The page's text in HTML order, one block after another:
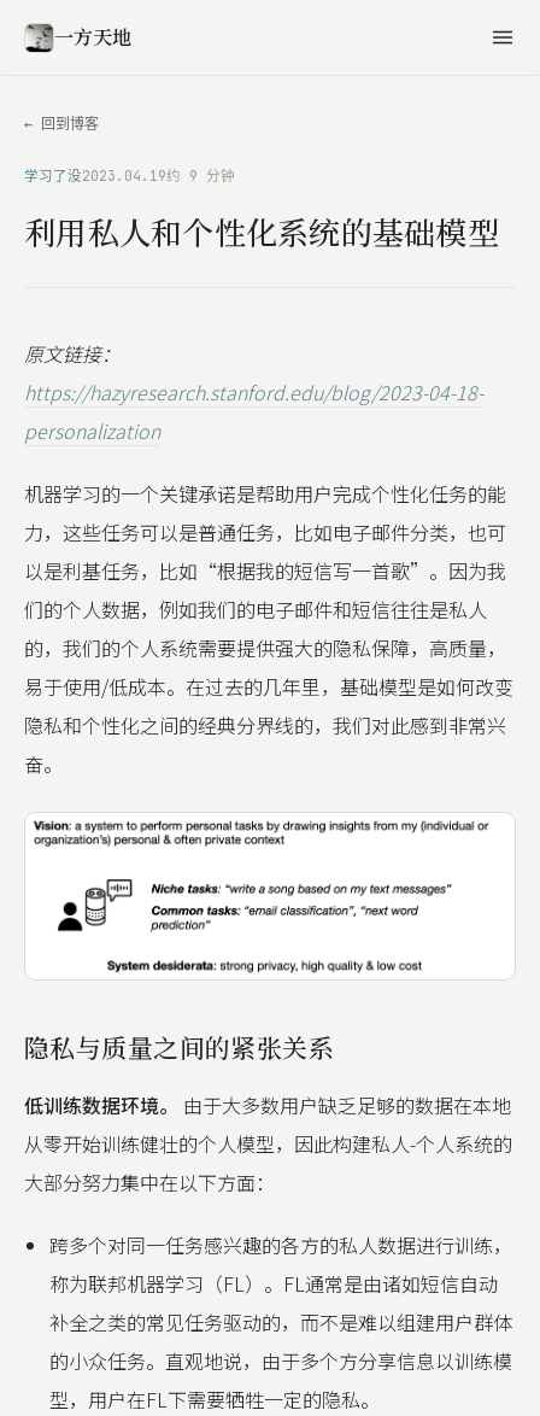
一方天地
← 回到博客
学习了没2023.04.19约 9 分钟
利用私人和个性化系统的基础模型
原文链接：
https://hazyresearch.stanford.edu/blog/2023-04-18-
personalization
机器学习的一个关键承诺是帮助用户完成个性化任务的能
力，这些任务可以是普通任务，比如电子邮件分类，也可
以是利基任务，比如“根据我的短信写一首歌”。因为我
们的个人数据，例如我们的电子邮件和短信往往是私人
的，我们的个人系统需要提供强大的隐私保障，高质量，
易于使用/低成本。在过去的几年里，基础模型是如何改变
隐私和个性化之间的经典分界线的，我们对此感到非常兴
奋。
隐私与质量之间的紧张关系
低训练数据环境。
由于大多数用户缺乏足够的数据在本地
从零开始训练健壮的个人模型，因此构建私人-个人系统的
大部分努力集中在以下方面：
跨多个对同一任务感兴趣的各方的私人数据进行训练，
称为联邦机器学习（FL）。FL通常是由诸如短信自动
补全之类的常见任务驱动的，而不是难以组建用户群体
的小众任务。直观地说，由于多个方分享信息以训练模
型，用户在FL下需要牺牲一定的隐私。